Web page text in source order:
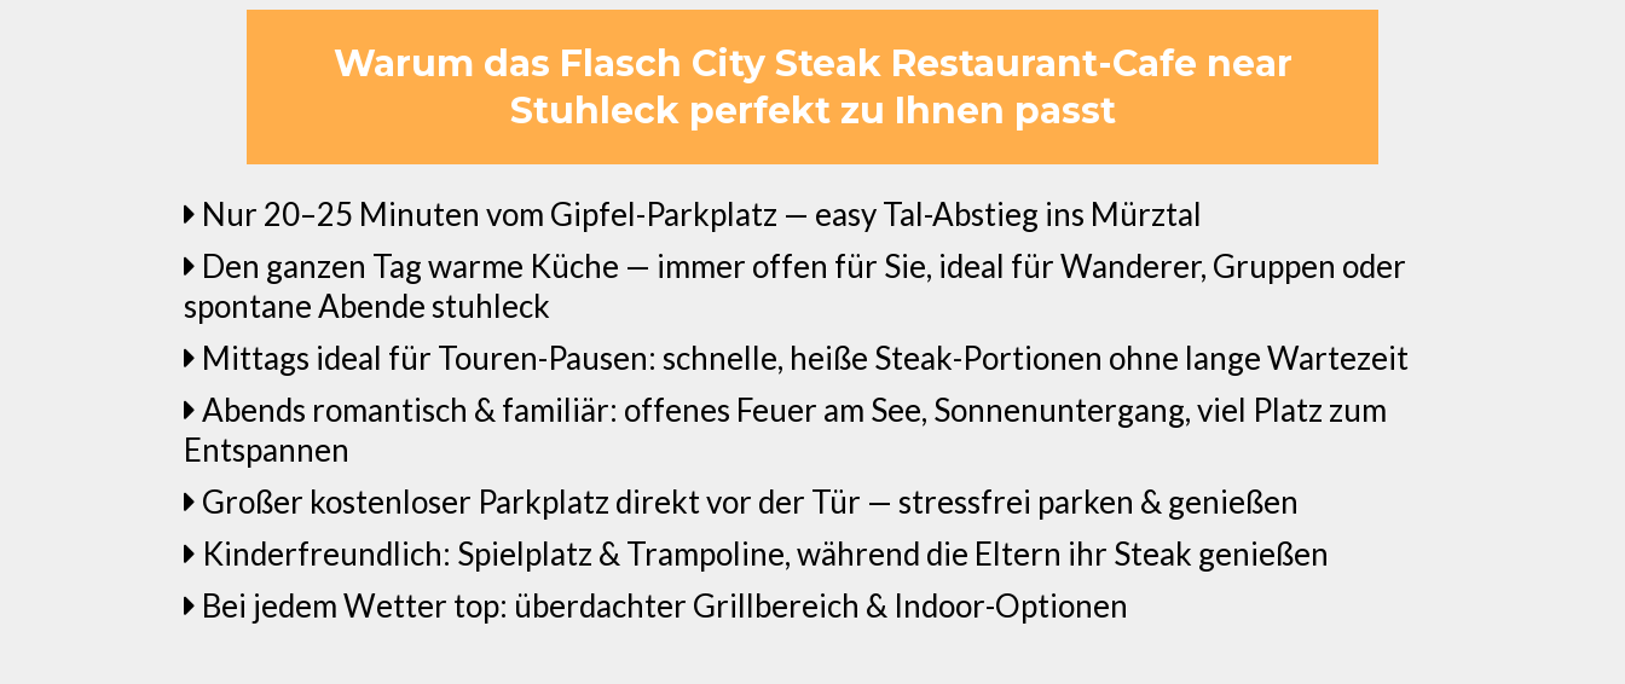
Warum das Flasch City Steak Restaurant-Cafe near
Stuhleck perfekt zu Ihnen passt
Nur 20–25 Minuten vom Gipfel-Parkplatz — easy Tal-Abstieg ins Mürztal
Den ganzen Tag warme Küche — immer offen für Sie, ideal für Wanderer, Gruppen oder
spontane Abende stuhleck
Mittags ideal für Touren-Pausen: schnelle, heiße Steak-Portionen ohne lange Wartezeit
Abends romantisch & familiär: offenes Feuer am See, Sonnenuntergang, viel Platz zum
Entspannen
Großer kostenloser Parkplatz direkt vor der Tür — stressfrei parken & genießen
Kinderfreundlich: Spielplatz & Trampoline, während die Eltern ihr Steak genießen
Bei jedem Wetter top: überdachter Grillbereich & Indoor-Optionen